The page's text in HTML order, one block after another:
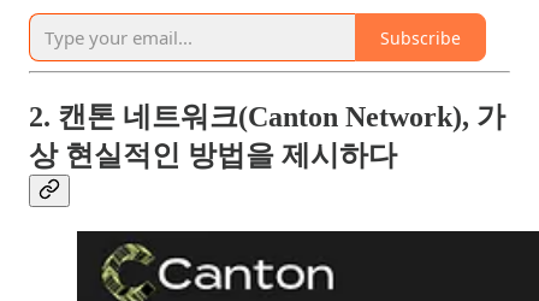
Subscribe
2. 캔톤 네트워크(Canton Network), 가
상 현실적인 방법을 제시하다